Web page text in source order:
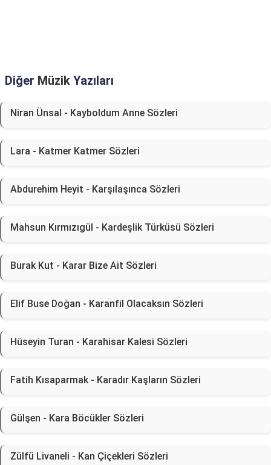
Diğer Müzik Yazıları
Niran Ünsal - Kayboldum Anne Sözleri
Lara - Katmer Katmer Sözleri
Abdurehim Heyit - Karşılaşınca Sözleri
Mahsun Kırmızıgül - Kardeşlik Türküsü Sözleri
Burak Kut - Karar Bize Ait Sözleri
Elif Buse Doğan - Karanfil Olacaksın Sözleri
Hüseyin Turan - Karahisar Kalesi Sözleri
Fatih Kısaparmak - Karadır Kaşların Sözleri
Gülşen - Kara Böcükler Sözleri
Zülfü Livaneli - Kan Çiçekleri Sözleri